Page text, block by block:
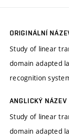
ORIGINÁLNÍ
Study of linear
domain adapted
recognition
ANGLICKÝ NÁZEV
Study of linear
domain adapted